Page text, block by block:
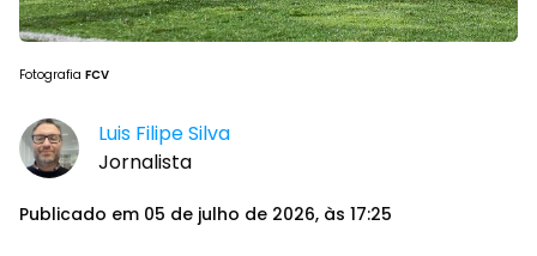
Fotografia FCV
Luis Filipe Silva
Jornalista
Publicado em 05 de julho de 2026, às 17:25